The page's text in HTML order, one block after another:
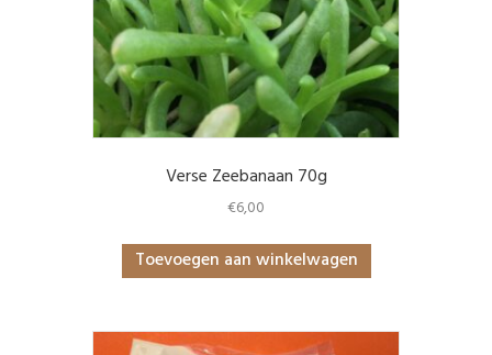
Verse Zeebanaan 70g
€6,00
Toevoegen aan winkelwagen